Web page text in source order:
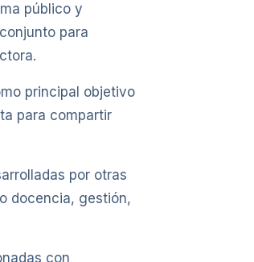
público y
para
principal objetivo
para compartir
por otras
docencia, gestión,
con